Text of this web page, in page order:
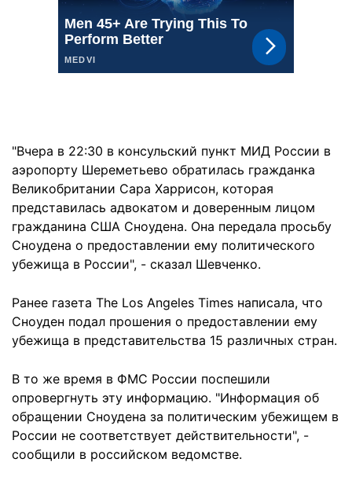
"Вчера в 22:30 в консульский пункт МИД России в
аэропорту Шереметьево обратилась гражданка
Великобритании Сара Харрисон, которая
представилась адвокатом и доверенным лицом
гражданина США Сноудена. Она передала просьбу
Сноудена о предоставлении ему политического
убежища в России", - сказал Шевченко.
Ранее газета The Los Angeles Times написала, что
Сноуден подал прошения о предоставлении ему
убежища в представительства 15 различных стран.
В то же время в ФМС России поспешили
опровергнуть эту информацию. "Информация об
обращении Сноудена за политическим убежищем в
России не соответствует действительности", -
сообщили в российском ведомстве.